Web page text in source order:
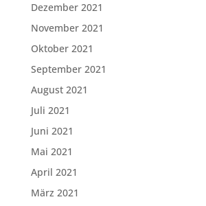
Dezember 2021
November 2021
Oktober 2021
September 2021
August 2021
Juli 2021
Juni 2021
Mai 2021
April 2021
März 2021